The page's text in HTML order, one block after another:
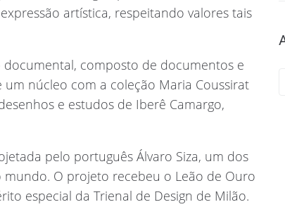
artística, respeitando valores tais
composto de documentos e
núcleo com a coleção Maria Coussirat
e estudos de Iberê Camargo,
pelo português Álvaro Siza, um dos
O projeto recebeu o Leão de Ouro
especial da Trienal de Design de Milão.